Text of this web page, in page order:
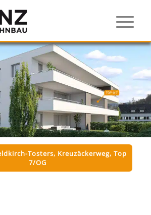
Tosters, Kreuzäckerweg, Top
7/OG